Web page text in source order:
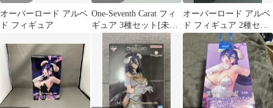
オーバーロード アルベ
ド フィギュア
One-Seventh Carat フィ
ギュア 3種セット[未開
封 ]
オーバーロード アルベ
ド フィギュア 2種セッ
ト